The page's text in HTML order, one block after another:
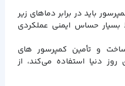
باید در برابر دماهای زیر
بسیار حساس ایمنی عملکردی
و تأمین کمپرسور های
روز دنیا استفاده می‌کند، از